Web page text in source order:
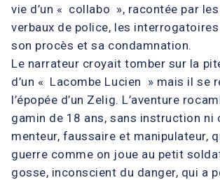
vie d’un « collabo », racontée par
verbaux de police, les
son procès et sa condamnation.
Le narrateur croyait tomber sur la
d’un « Lacombe Lucien » mais il se
l’épopée d’un Zelig. L’aventure
gamin de 18 ans, sans instruction ni
menteur, faussaire et manipulateur,
guerre comme on joue au petit
gosse, inconscient du danger, qui a